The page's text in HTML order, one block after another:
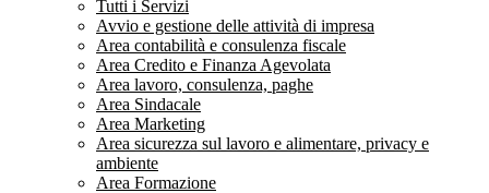
Tutti i Servizi
Avvio e gestione delle attività di impresa
Area contabilità e consulenza fiscale
Area Credito e Finanza Agevolata
Area lavoro, consulenza, paghe
Area Sindacale
Area Marketing
Area sicurezza sul lavoro e alimentare, privacy e
ambiente
Area Formazione